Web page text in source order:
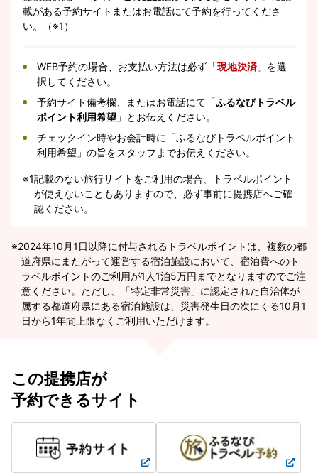
載がある予約サイトまたはお電話にて予約を行ってくださ
い。（※1）
WEB予約の場合、お支払い方法は必ず「現地決済 」を選
択してください。
予約サイト備考欄、またはお電話にて「ふるなびトラベル
ポイント利用希望 」とお伝えください。
チェックイン時やお会計時に「ふるなびトラベルポイント
利用希望」の旨をスタッフまでお伝えください。
※1記載のない旅行サイトをご利用の場合、トラベルポイント
が使えないこともありますので、必ず事前に提携店へご確
認ください。
2024年10月1日以降に付与されるトラベルポイントは、複数の都
道府県にまたがって運営する宿泊施設において、宿泊費へのト
ラベルポイントのご利用が1人1泊5万円までとなりますのでご注
意ください。ただし、「特定非常災害」に認定された自治体が
属する都道府県にある宿泊施設は、災害発生日の次にくる10月1
日から1年間上限なくご利用いただけます。
この提携店が
予約できるサイト